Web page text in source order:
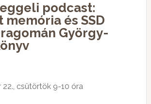
podcast:
memória és SSD
György-
22., csütörtök 9-10 óra